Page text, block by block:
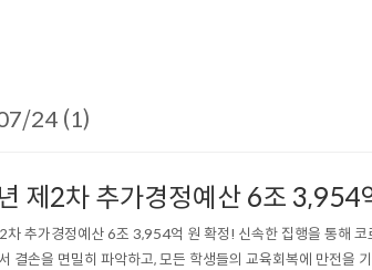
24 (1)
제2차 추가경정예산 6조 3,954
추가경정예산 6조 3,954억 원 확정! 신속한 집행을 통해
결손을 면밀히 파악하고, 모든 학생들의 교육회복에 만전